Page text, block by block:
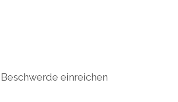
einreichen